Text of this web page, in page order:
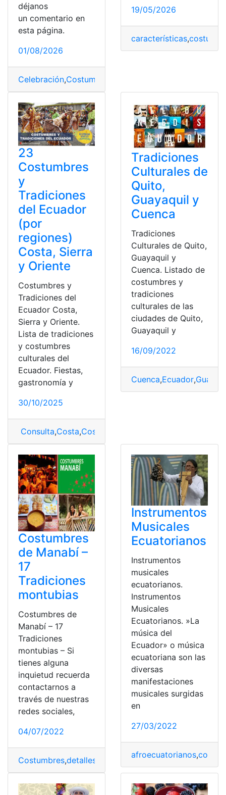
déjanos
un comentario en
esta página.
01/08/2026
Celebración,Costumbres
19/05/2026
características,
23
Costumbres
y
Tradiciones
del Ecuador
(por
regiones)
Costa, Sierra
y Oriente
Costumbres y
Tradiciones del
Ecuador Costa,
Sierra y Oriente.
Lista de tradiciones
y costumbres
culturales del
Ecuador. Fiestas,
gastronomía y
30/10/2025
Consulta,Costa,Costumbres
Tradiciones
Culturales de
Quito,
Guayaquil y
Cuenca
Tradiciones
Culturales de Quito,
Guayaquil y
Cuenca. Listado de
costumbres y
tradiciones
culturales de las
ciudades de Quito,
Guayaquil y
16/09/2022
Cuenca,Ecuador,
Costumbres
de Manabí –
17
Tradiciones
montubias
Costumbres de
Manabí – 17
Tradiciones
montubias – Si
tienes alguna
inquietud recuerda
contactarnos a
través de nuestras
redes sociales,
04/07/2022
Costumbres,detalles Manabí,Tradiciones,
Instrumentos
Musicales
Ecuatorianos
Instrumentos
musicales
ecuatorianos.
Instrumentos
Musicales
Ecuatorianos. »La
música del
Ecuador» o música
ecuatoriana son las
diversas
manifestaciones
musicales surgidas
en
27/03/2022
afroecuatorianos,